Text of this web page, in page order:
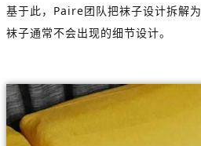
基于此，Paire团队把袜子设计拆解
袜子通常不会出现的细节设计。